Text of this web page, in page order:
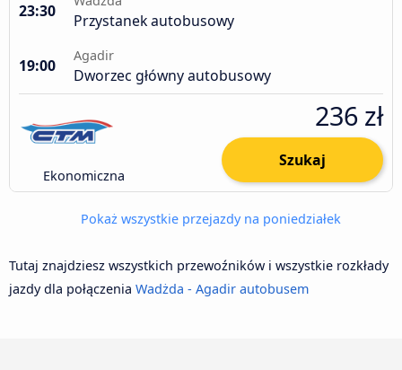
23:30 Przystanek autobusowy
19:00
Agadir
Dworzec główny autobusowy
Ekonomiczna
236 zł
Szukaj
Pokaż wszystkie przejazdy na poniedziałek
Tutaj znajdziesz wszystkich przewoźników i wszystkie rozkłady
jazdy dla połączenia Wadżda - Agadir autobusem